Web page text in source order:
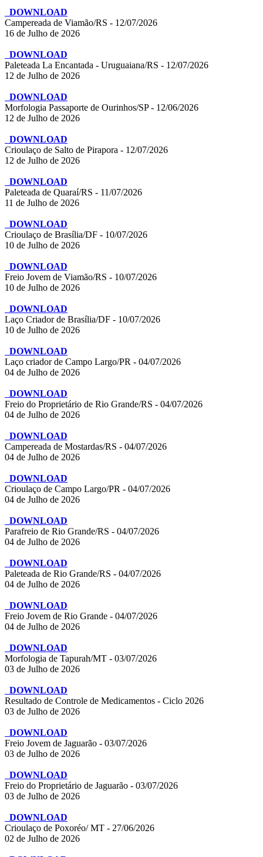
DOWNLOAD
Campereada de Viamão/RS - 12/07/2026
16 de Julho de 2026
DOWNLOAD
Paleteada La Encantada - Uruguaiana/RS - 12/07/2026
12 de Julho de 2026
DOWNLOAD
Morfologia Passaporte de Ourinhos/SP - 12/06/2026
12 de Julho de 2026
DOWNLOAD
Crioulaço de Salto de Pirapora - 12/07/2026
12 de Julho de 2026
DOWNLOAD
Paleteada de Quaraí/RS - 11/07/2026
11 de Julho de 2026
DOWNLOAD
Crioulaço de Brasília/DF - 10/07/2026
10 de Julho de 2026
DOWNLOAD
Freio Jovem de Viamão/RS - 10/07/2026
10 de Julho de 2026
DOWNLOAD
Laço Criador de Brasília/DF - 10/07/2026
10 de Julho de 2026
DOWNLOAD
Laço criador de Campo Largo/PR - 04/07/2026
04 de Julho de 2026
DOWNLOAD
Freio do Proprietário de Rio Grande/RS - 04/07/2026
04 de Julho de 2026
DOWNLOAD
Campereada de Mostardas/RS - 04/07/2026
04 de Julho de 2026
DOWNLOAD
Crioulaço de Campo Largo/PR - 04/07/2026
04 de Julho de 2026
DOWNLOAD
Parafreio de Rio Grande/RS - 04/07/2026
04 de Julho de 2026
DOWNLOAD
Paleteada de Rio Grande/RS - 04/07/2026
04 de Julho de 2026
DOWNLOAD
Freio Jovem de Rio Grande - 04/07/2026
04 de Julho de 2026
DOWNLOAD
Morfologia de Tapurah/MT - 03/07/2026
03 de Julho de 2026
DOWNLOAD
Resultado de Controle de Medicamentos - Ciclo 2026
03 de Julho de 2026
DOWNLOAD
Freio Jovem de Jaguarão - 03/07/2026
03 de Julho de 2026
DOWNLOAD
Freio do Proprietário de Jaguarão - 03/07/2026
03 de Julho de 2026
DOWNLOAD
Crioulaço de Poxoréo/ MT - 27/06/2026
02 de Julho de 2026